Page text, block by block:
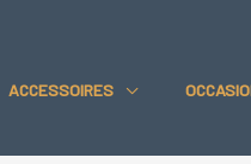
ACCESSOIRES